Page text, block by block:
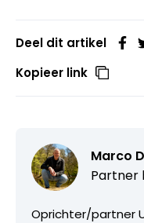
Deel dit artikel
Kopieer link
Marco
Partner
Oprichter/partner